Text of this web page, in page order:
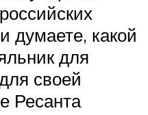
думаете, какой
для
своей
Ресанта